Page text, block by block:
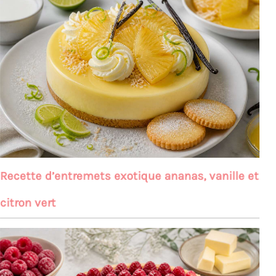
Recette d’entremets exotique ananas, vanille et
citron vert